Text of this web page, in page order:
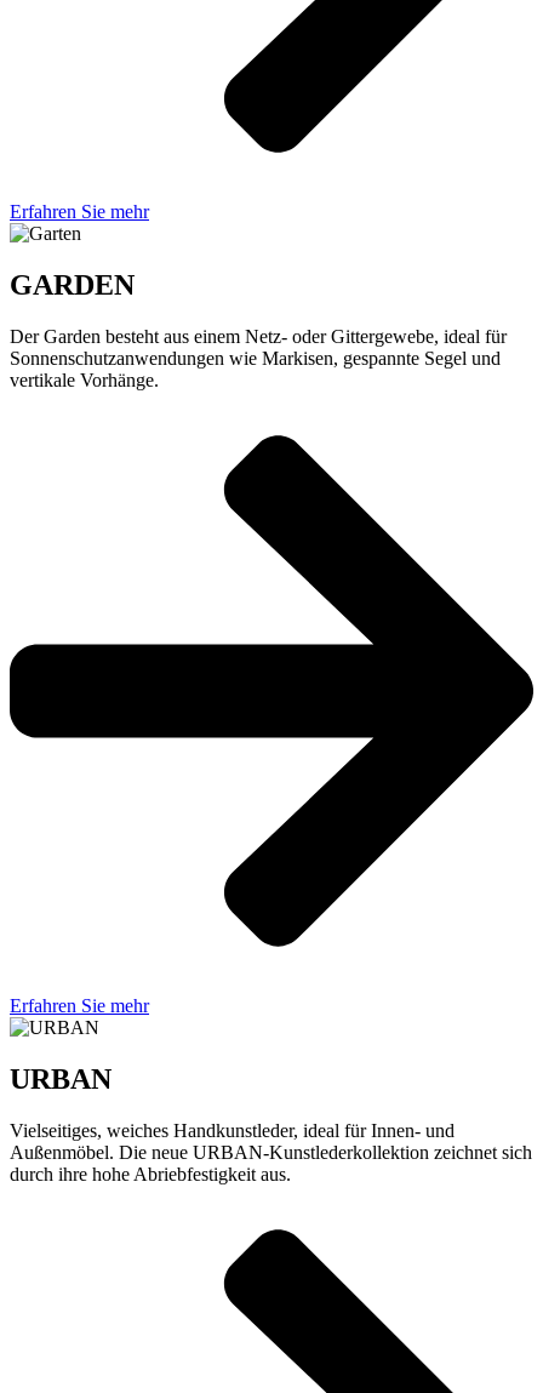
Erfahren Sie mehr
GARDEN
Der Garden besteht aus einem Netz- oder Gittergewebe, ideal für
Sonnenschutzanwendungen wie Markisen, gespannte Segel und
vertikale Vorhänge.
Erfahren Sie mehr
URBAN
Vielseitiges, weiches Handkunstleder, ideal für Innen- und
Außenmöbel. Die neue URBAN-Kunstlederkollektion zeichnet sich
durch ihre hohe Abriebfestigkeit aus.